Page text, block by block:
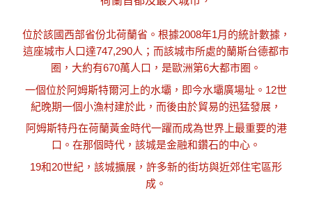
位於該國西部省份北荷蘭省 。根據2008年1月的統計數據，
這座城市人口達747,290人；而該城市所處的蘭斯台德都市
圈，大約有670萬人口，是歐洲第6大都市圈 。
一個位於阿姆斯特爾河 上的水壩 ，即今水壩廣場址。12世
紀晚期一個小漁村建於此，而後由於貿易的迅猛發展，
阿姆斯特丹在荷蘭黃金時代一躍而成為世界上最重要的港
口 。在那個時代，該城是金融和鑽石的中心。
19和20世紀，該城擴展 ，許多新的街坊與近郊住宅區形
成。